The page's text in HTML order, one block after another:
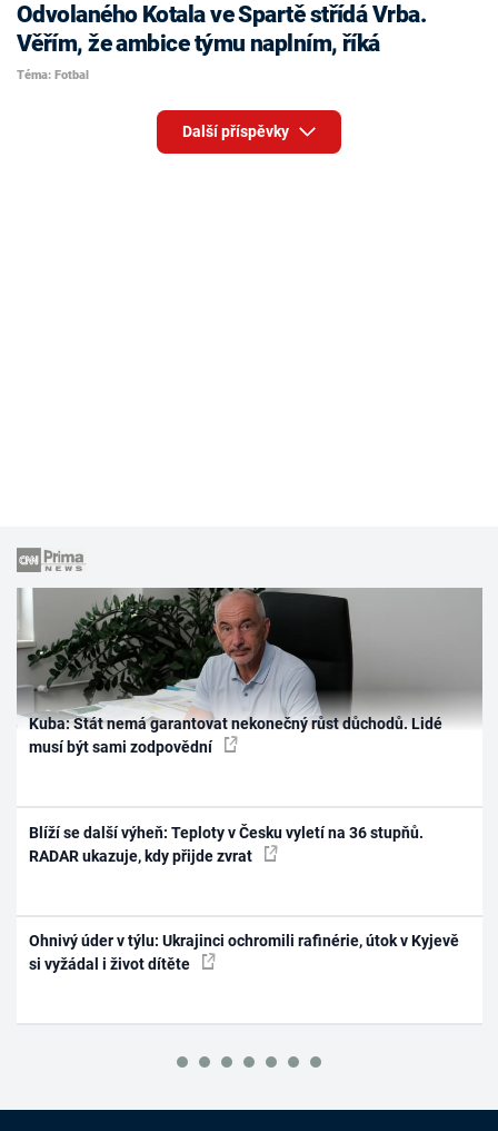
Odvolaného Kotala ve Spartě střídá Vrba.
Věřím, že ambice týmu naplním, říká
Téma: Fotbal
Další příspěvky
Kuba: Stát nemá garantovat nekonečný růst důchodů. Lidé
musí být sami zodpovědní
Blíží se další výheň: Teploty v Česku vyletí na 36 stupňů.
RADAR ukazuje, kdy přijde zvrat
Ohnivý úder v týlu: Ukrajinci ochromili rafinérie, útok v Kyjevě
si vyžádal i život dítěte